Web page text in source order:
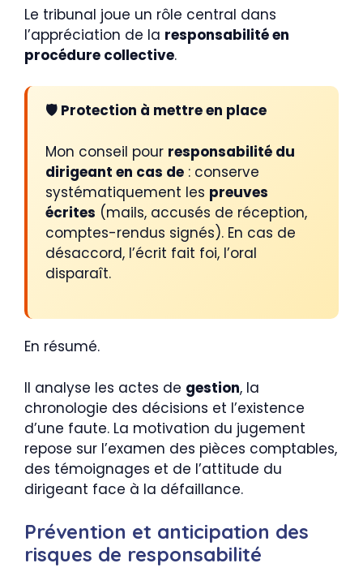
Le tribunal joue un rôle central dans
l’appréciation de la responsabilité en
procédure collective.
🛡️ Protection à mettre en place
Mon conseil pour responsabilité du
dirigeant en cas de : conserve
systématiquement les preuves
écrites (mails, accusés de réception,
comptes-rendus signés). En cas de
désaccord, l’écrit fait foi, l’oral
disparaît.
En résumé.
Il analyse les actes de gestion, la
chronologie des décisions et l’existence
d’une faute. La motivation du jugement
repose sur l’examen des pièces comptables,
des témoignages et de l’attitude du
dirigeant face à la défaillance.
Prévention et anticipation des
risques de responsabilité